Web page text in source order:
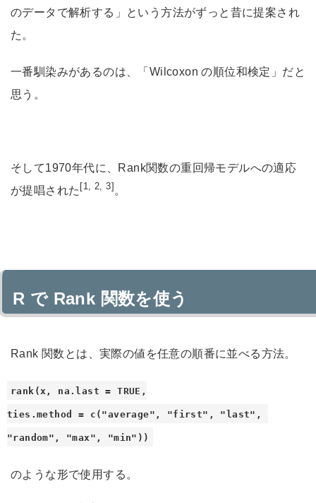
のデータで解析する」という方法がずっと昔に提案され
た。
一番馴染みがあるのは、「Wilcoxon の順位和検定」だと
思う。
そして1970年代に、Rank関数の重回帰モデルへの適応
が提唱された [1, 2, 3] 。
R で Rank 関数を使う
Rank 関数とは、実際の値を任意の順番に並べる方法。
rank(x, na.last = TRUE,
ties.method = c("average", "first", "last",
"random", "max", "min"))
のような形で使用する。